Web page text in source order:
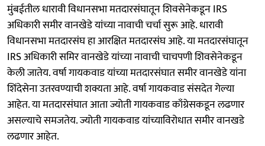
मुंबईतील धारावी विधानसभा मतदारसंघातून शिवसेनेकडून IRS
अधिकारी समीर वानखेडे यांच्या नावाची चर्चा सुरू आहे. धारावी
विधानसभा मतदारसंघ हा आरक्षित मतदारसंघ आहे. या मतदारसंघातून
IRS अधिकारी समिर वानखेडे यांच्या नावाची चाचपणी शिवसेनेकडून
केली जातेय. वर्षा गायकवाड यांच्या मतदारसंघात समीर वानखेडे यांना
शिंदेसेना उतरवण्याची शक्यता आहे. वर्षा गायकवाड संसदेत गेल्या
आहेत. या मतदारसंघात आता ज्योती गायकवाड काँग्रेसकडून लढणार
असल्याचे समजतेय. ज्योती गायकवाड यांच्याविरोधात समीर वानखडे
लढणार आहेत.